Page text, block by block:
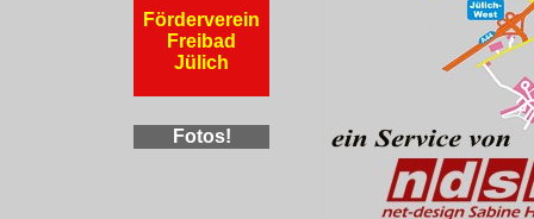
Förderverein
Freibad
Jülich
Fotos!